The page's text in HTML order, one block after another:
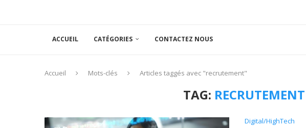
ACCUEIL CATÉGORIES CONTACTEZ NOUS
Accueil Mots-clés Articles taggés avec "recrutement"
TAG: RECRUTEMENT
Digital/HighTech